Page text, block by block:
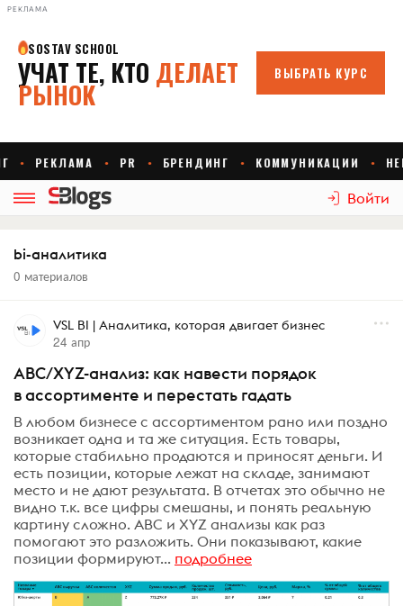
РЕКЛАМА
Войти
bi-аналитика
0 материалов
VSL BI | Аналитика, которая двигает бизнес
24 апр
ABC/XYZ-анализ: как навести порядок
в ассортименте и перестать гадать
В любом бизнесе с ассортиментом рано или поздно
возникает одна и та же ситуация. Есть товары,
которые стабильно продаются и приносят деньги. И
есть позиции, которые лежат на складе, занимают
место и не дают результата. В отчетах это обычно не
видно т.к. все цифры смешаны, и понять реальную
картину сложно. ABC и XYZ анализы как раз
помогают это разложить. Они показывают, какие
позиции формируют... подробнее